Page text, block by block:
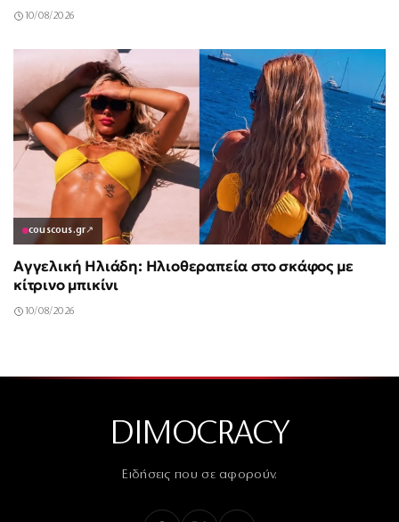
10/08/2026
couscous.gr↗
Αγγελική Ηλιάδη: Ηλιοθεραπεία στο σκάφος με
κίτρινο μπικίνι
10/08/2026
DIMOCRACY
Ειδήσεις που σε αφορούν.